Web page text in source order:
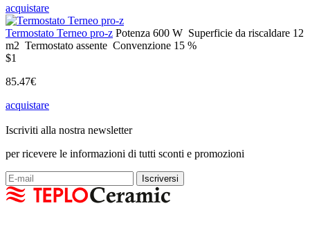
acquistare
Termostato Terneo pro-z Potenza 600 W Superficie da riscaldare 12
m2 Termostato assente Convenzione 15 %
$1
85.47€
acquistare
Iscriviti alla nostra newsletter
per ricevere le informazioni di tutti sconti e promozioni